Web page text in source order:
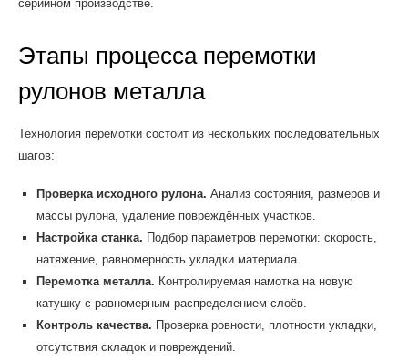
серийном производстве.
Этапы процесса перемотки
рулонов металла
Технология перемотки состоит из нескольких последовательных
шагов:
Проверка исходного рулона. Анализ состояния, размеров и
массы рулона, удаление повреждённых участков.
Настройка станка. Подбор параметров перемотки: скорость,
натяжение, равномерность укладки материала.
Перемотка металла. Контролируемая намотка на новую
катушку с равномерным распределением слоёв.
Контроль качества. Проверка ровности, плотности укладки,
отсутствия складок и повреждений.